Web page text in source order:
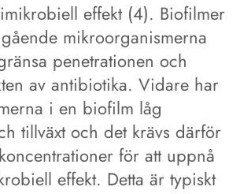
effekt (4). Biofilmer
mikroorganismerna
penetrationen och
av antibiotika. Vidare har
i en biofilm låg
tillväxt och det krävs därför
för att uppnå
effekt. Detta är typiskt